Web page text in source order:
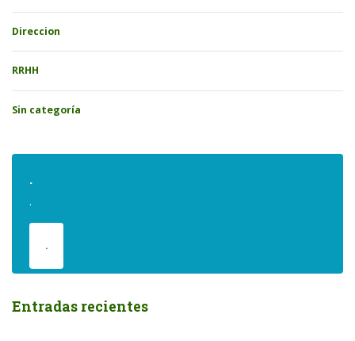
Direccion
RRHH
Sin categoría
.
.
.
Entradas recientes